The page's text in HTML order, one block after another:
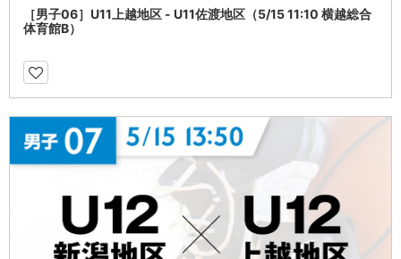
［男子06］U11上越地区 - U11佐渡地区（5/15 11:10 横越総合
体育館B）